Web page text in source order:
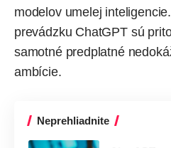
modelov umelej
prevádzku ChatGPT sú
samotné predplatné
ambície.
Neprehliadnite